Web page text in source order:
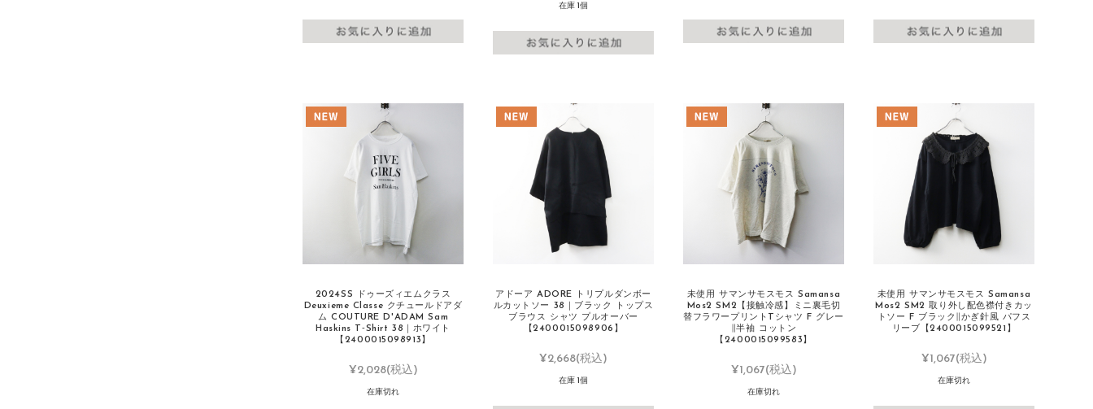
在庫 1個
2024SS ドゥーズィエムクラス
Deuxieme Classe クチュールドアダ
ム COUTURE D'ADAM Sam
Haskins T‐Shirt 38｜ホワイト
【2400015098913】
¥2,028(税込)
在庫切れ
アドーア ADORE トリプルダンボー
ルカットソー 38｜ブラック トップス
ブラウス シャツ プルオーバー
【2400015098906】
¥2,668(税込)
在庫 1個
未使用 サマンサモスモス Samansa
Mos2 SM2【接触冷感】ミニ裏毛切
替フラワープリントTシャツ F グレー
∥半袖 コットン
【2400015099583】
¥1,067(税込)
在庫切れ
未使用 サマンサモスモス Samansa
Mos2 SM2 取り外し配色襟付きカッ
トソー F ブラック∥かぎ針風 パフス
リーブ【2400015099521】
¥1,067(税込)
在庫切れ